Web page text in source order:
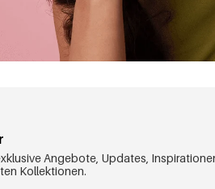
Angebote, Updates,
Kollektionen.